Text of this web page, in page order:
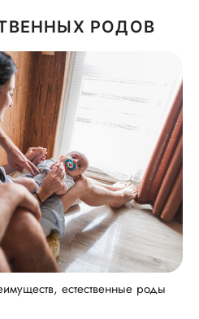
РОДОВ
естественные роды